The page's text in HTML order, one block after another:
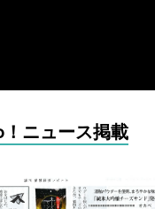
ニュース掲載